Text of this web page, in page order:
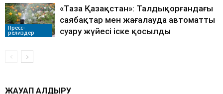
Пресс-
релиздер
«Таза Қазақстан»: Талдықорғандағы
саябақтар мен жағалауда автоматты
суару жүйесі іске қосылды
ЖАУАП ҚАЛДЫРУ